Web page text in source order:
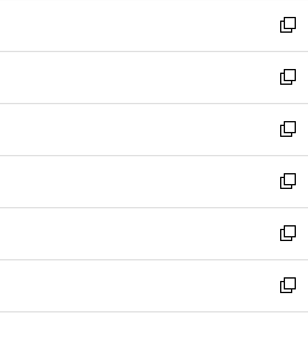
で
開
く
ド
ウ
で
開
く
ィ
ン
ド
ウ
で
開
く
い
ウ
ィ
ン
ド
ウ
で
開
く
新
し
い
ウ
ィ
ン
ド
ウ
で
開
く
新
し
い
ウ
ィ
ン
ド
ウ
で
開
新
し
い
ウ
ィ
ン
ド
ウ
新
し
い
ウ
ィ
ン
新
し
い
ウ
新
し